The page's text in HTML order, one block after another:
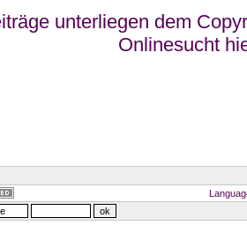
unterliegen dem
Onlinesucht